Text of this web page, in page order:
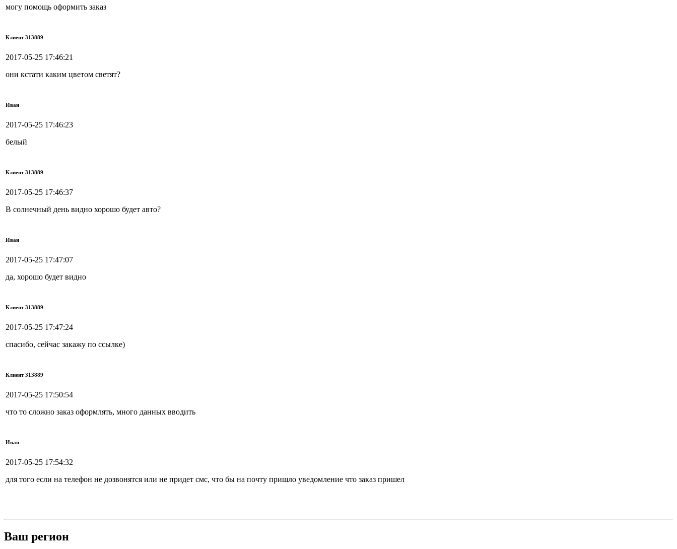
могу помощь оформить заказ
Клиент 313889
2017-05-25 17:46:21
они кстати каким цветом светят?
Иван
2017-05-25 17:46:23
белый
Клиент 313889
2017-05-25 17:46:37
В солнечный день видно хорошо будет авто?
Иван
2017-05-25 17:47:07
да, хорошо будет видно
Клиент 313889
2017-05-25 17:47:24
спасибо, сейчас закажу по ссылке)
Клиент 313889
2017-05-25 17:50:54
что то сложно заказ оформлять, много данных вводить
Иван
2017-05-25 17:54:32
для того если на телефон не дозвонятся или не придет смс, что бы на почту пришло уведомление что заказ пришел
Ваш регион